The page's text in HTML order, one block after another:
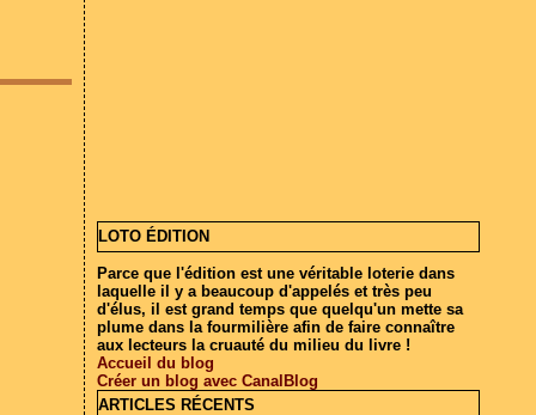
LOTO ÉDITION
Parce que l'édition est une véritable loterie dans
laquelle il y a beaucoup d'appelés et très peu
d'élus, il est grand temps que quelqu'un mette sa
plume dans la fourmilière afin de faire connaître
aux lecteurs la cruauté du milieu du livre !
Accueil du blog
Créer un blog avec CanalBlog
ARTICLES RÉCENTS